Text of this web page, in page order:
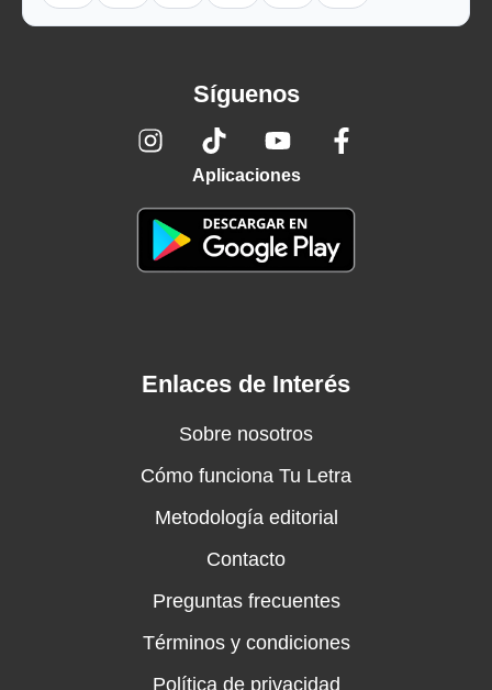
Síguenos
Aplicaciones
Enlaces de Interés
Sobre nosotros
Cómo funciona Tu Letra
Metodología editorial
Contacto
Preguntas frecuentes
Términos y condiciones
Política de privacidad